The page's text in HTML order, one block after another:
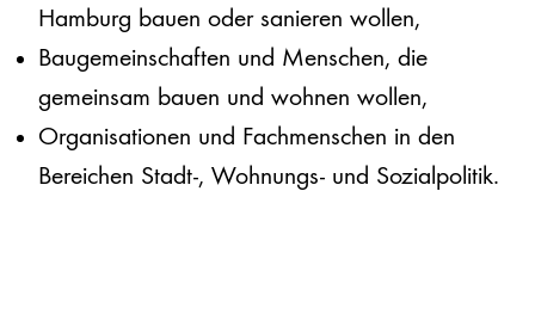
Hamburg bauen oder sanieren wollen,
Baugemeinschaften und Menschen, die
gemeinsam bauen und wohnen wollen,
Organisationen und Fachmenschen in den
Bereichen Stadt-, Wohnungs- und Sozialpolitik.